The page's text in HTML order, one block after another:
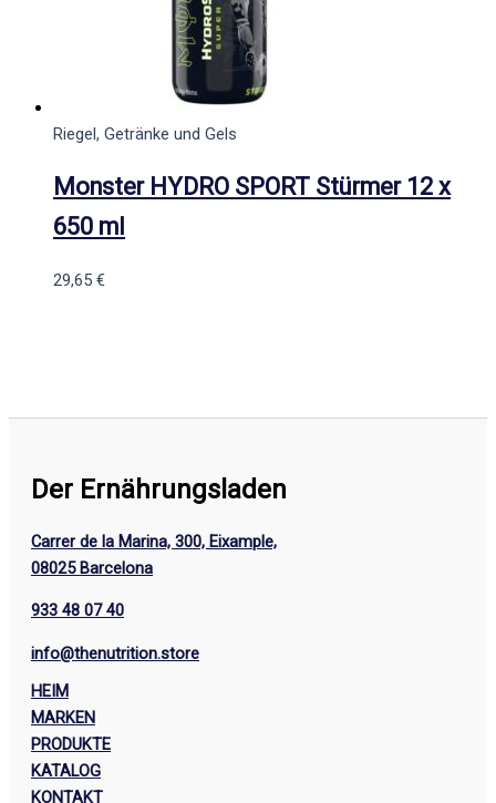
Riegel, Getränke und Gels
Monster HYDRO SPORT Stürmer 12 x
650 ml
29,65 €
Der Ernährungsladen
Carrer de la Marina, 300, Eixample,
08025 Barcelona
933 48 07 40
info@thenutrition.store
HEIM
MARKEN
PRODUKTE
KATALOG
KONTAKT